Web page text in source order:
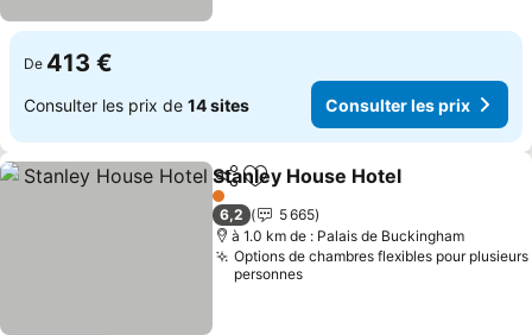
De 413 €
Consulter les prix de 14 sites Consulter les prix
PartagerAjouter à mes favoris
Stanley House Hotel
1 Étoiles
6,2
5 665
à 1.0 km de : Palais de Buckingham
Options de chambres flexibles pour plusieurs
personnes